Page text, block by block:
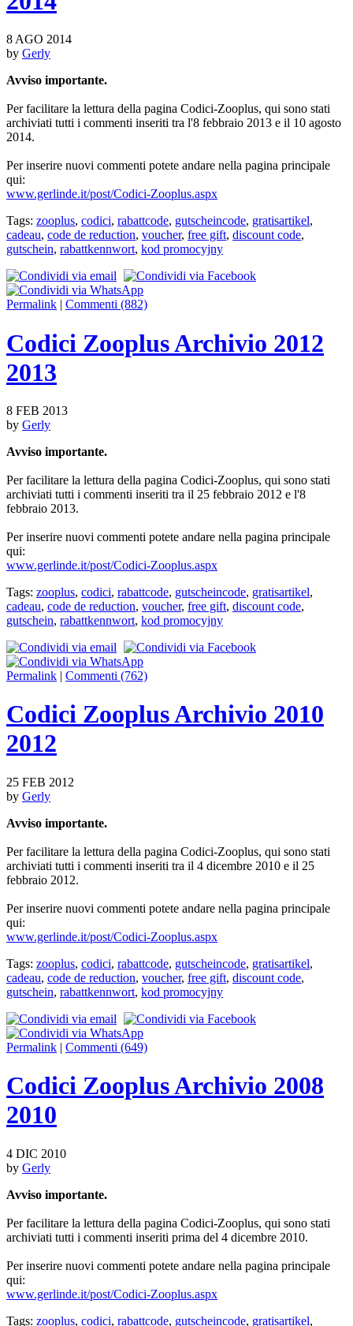
8 AGO 2014
by Gerly
Avviso importante.
Per facilitare la lettura della pagina Codici-Zooplus, qui sono stati
archiviati tutti i commenti inseriti tra l'8 febbraio 2013 e il 10 agosto
2014.
Per inserire nuovi commenti potete andare nella pagina principale
qui:
www.gerlinde.it/post/Codici-Zooplus.aspx
Tags: zooplus, codici, rabattcode, gutscheincode, gratisartikel,
cadeau, code de reduction, voucher, free gift, discount code,
gutschein, rabattkennwort, kod promocyjny
Permalink | Commenti (882)
Codici Zooplus Archivio 2012
2013
8 FEB 2013
by Gerly
Avviso importante.
Per facilitare la lettura della pagina Codici-Zooplus, qui sono stati
archiviati tutti i commenti inseriti tra il 25 febbraio 2012 e l'8
febbraio 2013.
Per inserire nuovi commenti potete andare nella pagina principale
qui:
www.gerlinde.it/post/Codici-Zooplus.aspx
Tags: zooplus, codici, rabattcode, gutscheincode, gratisartikel,
cadeau, code de reduction, voucher, free gift, discount code,
gutschein, rabattkennwort, kod promocyjny
Permalink | Commenti (762)
Codici Zooplus Archivio 2010
2012
25 FEB 2012
by Gerly
Avviso importante.
Per facilitare la lettura della pagina Codici-Zooplus, qui sono stati
archiviati tutti i commenti inseriti tra il 4 dicembre 2010 e il 25
febbraio 2012.
Per inserire nuovi commenti potete andare nella pagina principale
qui:
www.gerlinde.it/post/Codici-Zooplus.aspx
Tags: zooplus, codici, rabattcode, gutscheincode, gratisartikel,
cadeau, code de reduction, voucher, free gift, discount code,
gutschein, rabattkennwort, kod promocyjny
Permalink | Commenti (649)
Codici Zooplus Archivio 2008
2010
4 DIC 2010
by Gerly
Avviso importante.
Per facilitare la lettura della pagina Codici-Zooplus, qui sono stati
archiviati tutti i commenti inseriti prima del 4 dicembre 2010.
Per inserire nuovi commenti potete andare nella pagina principale
qui:
www.gerlinde.it/post/Codici-Zooplus.aspx
Tags: zooplus, codici, rabattcode, gutscheincode, gratisartikel,